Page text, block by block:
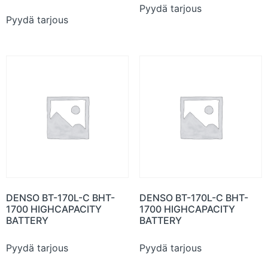
Pyydä tarjous
Pyydä tarjous
DENSO BT-170L-C BHT-
1700 HIGHCAPACITY
BATTERY
Pyydä tarjous
DENSO BT-170L-C BHT-
1700 HIGHCAPACITY
BATTERY
Pyydä tarjous